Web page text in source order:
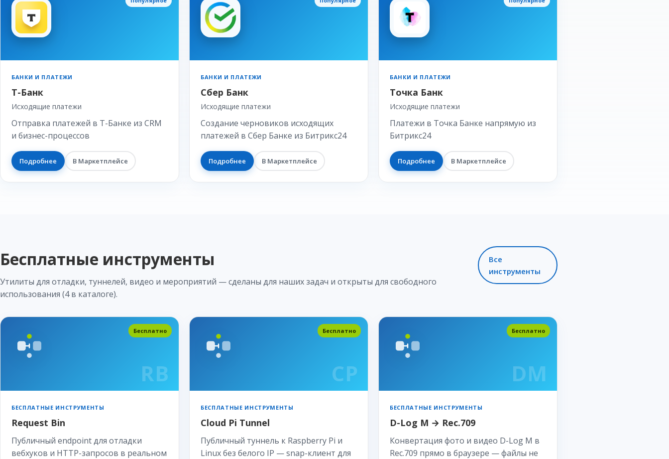
БАНКИ И ПЛАТЕЖИ
Т-Банк
Исходящие платежи
Отправка платежей в Т-Банке из CRM
и бизнес-процессов
Подробнее В Маркетплейсе
БАНКИ И ПЛАТЕЖИ
Сбер Банк
Исходящие платежи
Создание черновиков исходящих
платежей в Сбер Банке из Битрикс24
Подробнее В Маркетплейсе
БАНКИ И ПЛАТЕЖИ
Точка Банк
Исходящие платежи
Платежи в Точка Банке напрямую из
Битрикс24
Подробнее В Маркетплейсе
Бесплатные инструменты
Утилиты для отладки, туннелей, видео и мероприятий — сделаны для наших задач и открыты для свободного
использования (4 в каталоге).
Все
инструменты
RB
Бесплатно
БЕСПЛАТНЫЕ ИНСТРУМЕНТЫ
Request Bin
Публичный endpoint для отладки
вебхуков и HTTP-запросов в реальном
CP
Бесплатно
БЕСПЛАТНЫЕ ИНСТРУМЕНТЫ
Cloud Pi Tunnel
Публичный туннель к Raspberry Pi и
Linux без белого IP — snap-клиент для
DM
Бесплатно
БЕСПЛАТНЫЕ ИНСТРУМЕНТЫ
D-Log M → Rec.709
Конвертация фото и видео D-Log M в
Rec.709 прямо в браузере — файлы не